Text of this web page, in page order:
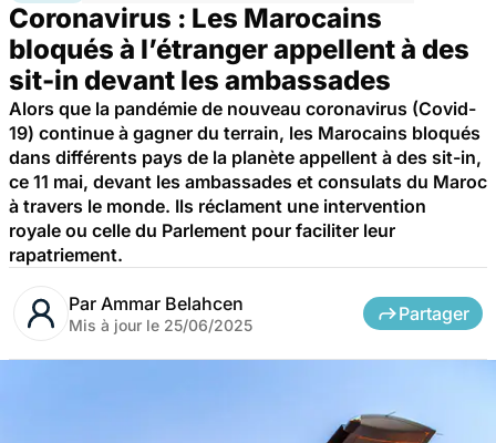
Coronavirus : Les Marocains
bloqués à l’étranger appellent à des
sit-in devant les ambassades
Alors que la pandémie de nouveau coronavirus (Covid-
19) continue à gagner du terrain, les Marocains bloqués
dans différents pays de la planète appellent à des sit-in,
ce 11 mai, devant les ambassades et consulats du Maroc
à travers le monde. Ils réclament une intervention
royale ou celle du Parlement pour faciliter leur
rapatriement.
Par Ammar Belahcen
Mis à jour le 25/06/2025
Partager